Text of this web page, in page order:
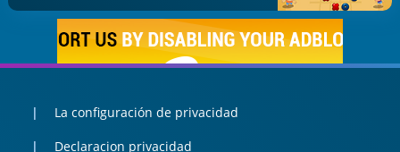
La configuración de privacidad
Declaracion privacidad